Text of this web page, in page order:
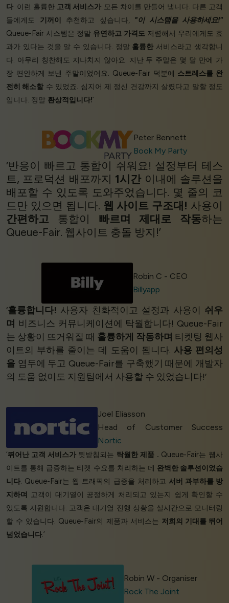
다 . 이런 훌륭한 고객 서비스가 모든 차이를 만들어 냅니다. 다른 고객
들에게도 기꺼이 추천하고 싶습니다, "이 시스템을 사용하세요!"
Queue-Fair 시스템은 정말 유연하고 가격도 저렴해서 우리에게도 효
과가 있다는 것을 알 수 있습니다. 정말 훌륭한 서비스라고 생각합니
다. 아무리 칭찬해도 지나치지 않아요. 지난 두 주말은 몇 달 만에 가
장 편안하게 보낸 주말이었어요. Queue-Fair 덕분에 스트레스를 완
전히 해소할 수 있었죠. 심지어 제 정신 건강까지 살렸다고 말할 정도
입니다. 정말 환상적입니다!’
Peter Bennett
Book My Party
‘반응이 빠르고 통합이 쉬워요! 설정부터 테스
트, 프로덕션 배포까지 1시간 이내에 솔루션을
배포할 수 있도록 도와주었습니다. 몇 줄의 코
드만 있으면 됩니다. 웹 사이트 구조대! 사용이
간편하고 통합이 빠르며 제대로 작동하는
Queue-Fair. 웹사이트 충돌 방지!’
Robin C - CEO
Billyapp
‘훌륭합니다! 사용자 친화적이고 설정과 사용이 쉬우
며 비즈니스 커뮤니케이션에 탁월합니다! Queue-Fair
는 상황이 뜨거워질 때 훌륭하게 작동하며 티켓팅 웹사
이트의 부하를 줄이는 데 도움이 됩니다. 사용 편의성
을 염두에 두고 Queue-Fair를 구축했기 때문에 개발자
의 도움 없이도 지원팀에서 사용할 수 있었습니다!’
Joel Eliasson
Head of Customer Success
Nortic
‘뛰어난 고객 서비스가뒷받침되는 탁월한 제품 . Queue-Fair는 웹사
이트를 통해 급증하는 티켓 수요를 처리하는 데 완벽한 솔루션이었습
니다. Queue-Fair는 웹 트래픽의 급증을 처리하고 서버 과부하를 방
지하며 고객이 대기열이 공정하게 처리되고 있는지 쉽게 확인할 수
있도록 지원합니다. 고객은 대기열 진행 상황을 실시간으로 모니터링
할 수 있습니다. Queue-Fair의 제품과 서비스는 저희의 기대를 뛰어
넘었습니다.’
Robin W - Organiser
Rock The Joint